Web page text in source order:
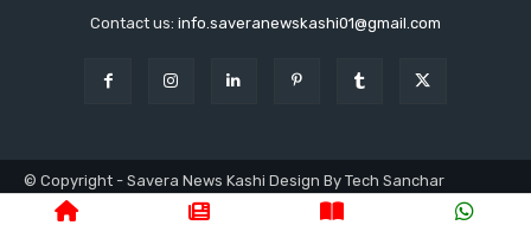
Contact us: info.saveranewskashi01@gmail.com
© Copyright - Savera News Kashi Design By Tech Sanchar
9140753811
उत्तरप्रदेश क्राइम प्रशासनिक